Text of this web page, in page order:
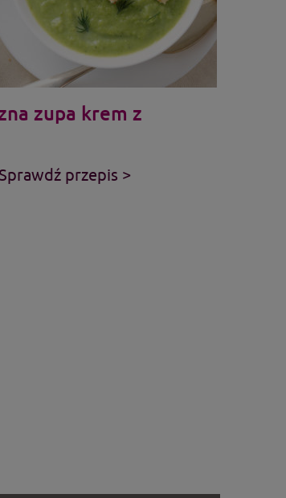
zupa krem z
przepis >